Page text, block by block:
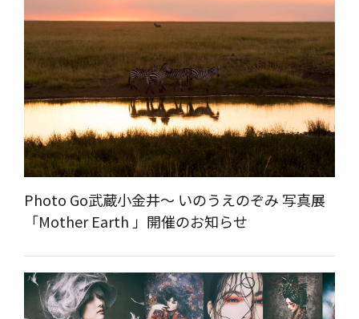
Photo Go武蔵小金井～ いのうえのぞみ 写真展
「Mother Earth 」開催のお知らせ